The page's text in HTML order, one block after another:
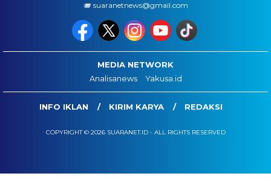
suaranetnews@gmail.com
MEDIA NETWORK
Analisanews
Yakusa.id
INFO IKLAN KIRIM KARYA REDAKSI
COPYRIGHT © 2026 SUARANET.ID - ALL RIGHTS RESERVED